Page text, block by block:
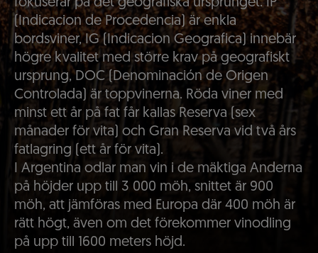
fokuserar på det geografiska ursprunget. IP
(Indicacion de Procedencia) är enkla
bordsviner, IG (Indicacion Geografica) innebär
högre kvalitet med större krav på geografiskt
ursprung, DOC (Denominación de Origen
Controlada) är toppvinerna. Röda viner med
minst ett år på fat får kallas Reserva (sex
månader för vita) och Gran Reserva vid två års
fatlagring (ett år för vita).
I Argentina odlar man vin i de mäktiga Anderna
på höjder upp till 3 000 möh, snittet är 900
möh, att jämföras med Europa där 400 möh är
rätt högt, även om det förekommer vinodling
på upp till 1600 meters höjd.